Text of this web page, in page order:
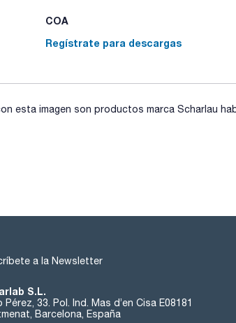
COA
Regístrate para descargas
esta imagen son productos marca Scharlau
a la Newsletter
S.L.
Pérez, 33. Pol. Ind. Mas d’en Cisa E08181
Barcelona, España